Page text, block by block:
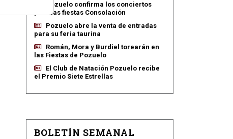
Pozuelo confirma los conciertos
para las fiestas Consolación
Pozuelo abre la venta de entradas
para su feria taurina
Román, Mora y Burdiel torearán en
las Fiestas de Pozuelo
El Club de Natación Pozuelo recibe
el Premio Siete Estrellas
BOLETÍN SEMANAL